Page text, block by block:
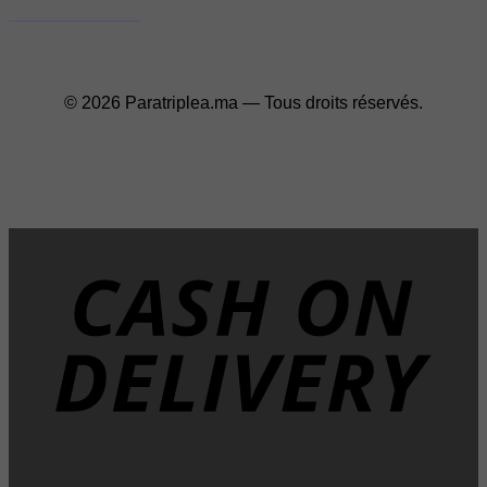
© 2026 Paratriplea.ma — Tous droits réservés.